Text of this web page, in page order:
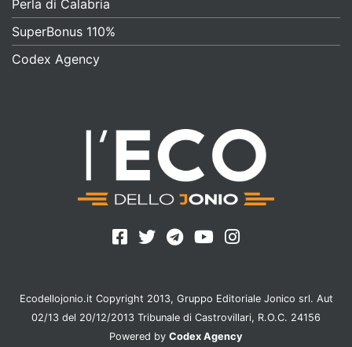
Perla di Calabria
SuperBonus 110%
Codex Agency
Ecodellojonio.it Copyright 2013, Gruppo Editoriale Jonico srl. Aut
02/13 del 20/12/2013 Tribunale di Castrovillari, R.O.C. 24156
Powered by Codex Agency